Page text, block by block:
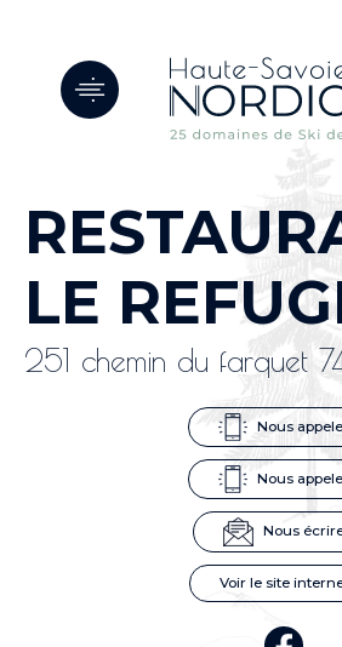
LE
251 chemin du farquet
Nous
Nous
Nous
Voir le site